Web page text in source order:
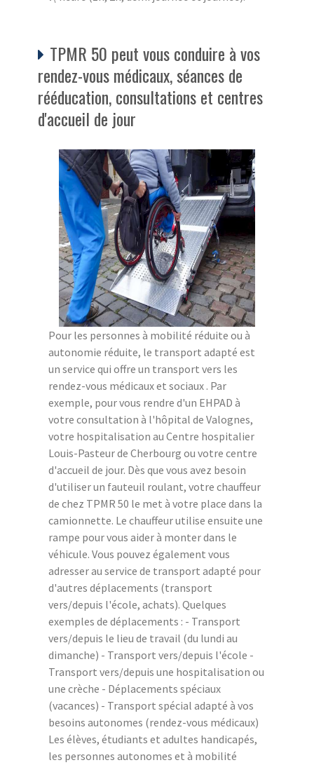
TPMR 50 peut vous conduire à vos
rendez-vous médicaux, séances de
rééducation, consultations et centres
d'accueil de jour
Pour les personnes à mobilité réduite ou à
autonomie réduite, le transport adapté est
un service qui offre un transport vers les
rendez-vous médicaux et sociaux . Par
exemple, pour vous rendre d'un EHPAD à
votre consultation à l'hôpital de Valognes,
votre hospitalisation au Centre hospitalier
Louis-Pasteur de Cherbourg ou votre centre
d'accueil de jour. Dès que vous avez besoin
d'utiliser un fauteuil roulant, votre chauffeur
de chez TPMR 50 le met à votre place dans la
camionnette. Le chauffeur utilise ensuite une
rampe pour vous aider à monter dans le
véhicule. Vous pouvez également vous
adresser au service de transport adapté pour
d'autres déplacements (transport
vers/depuis l'école, achats). Quelques
exemples de déplacements : - Transport
vers/depuis le lieu de travail (du lundi au
dimanche) - Transport vers/depuis l'école -
Transport vers/depuis une hospitalisation ou
une crèche - Déplacements spéciaux
(vacances) - Transport spécial adapté à vos
besoins autonomes (rendez-vous médicaux)
Les élèves, étudiants et adultes handicapés,
les personnes autonomes et à mobilité